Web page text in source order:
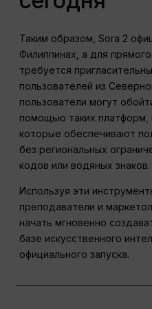
Таким образом, Sora 2
Филиппинах, а для
требуется
пользователей из
пользователи могут
помощью таких платформ,
которые обеспечивают
без региональных
кодов или водяных знаков.
Используя эти
преподаватели и
начать мгновенно
базе искусственного
официального запуска.